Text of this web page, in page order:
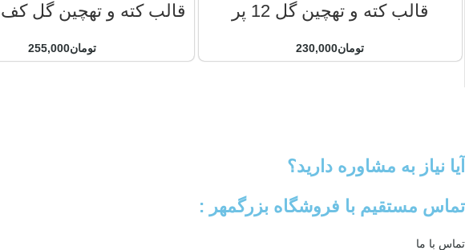
قالب کته و تهچین گل 12 پر
تومان230,000
قالب کته و تهچین گل
تومان255,000
آیا نیاز به مشاوره دارید؟
تماس مستقیم با فروشگاه بزرگمهر :
تماس با ما